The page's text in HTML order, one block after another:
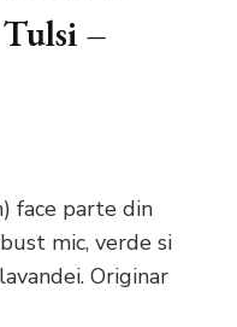
–
face parte din
mic, verde si
Originar